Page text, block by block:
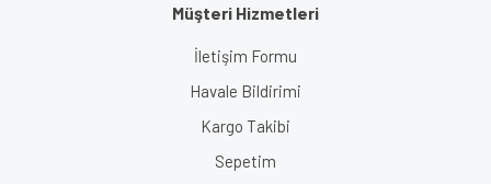
Müşteri Hizmetleri
İletişim Formu
Havale Bildirimi
Kargo Takibi
Sepetim